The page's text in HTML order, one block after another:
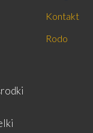
Kontakt
Rodo